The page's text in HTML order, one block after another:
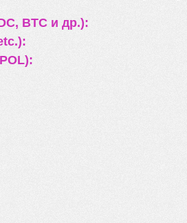
BTC и др.):